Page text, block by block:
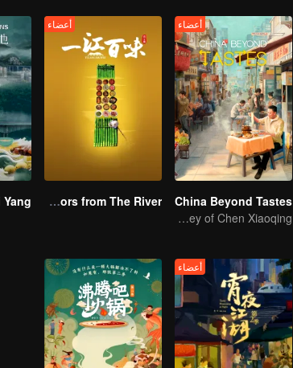
أعضاء
China Beyond Tastes
Flavor Exploration Journey of Chen Xiaoqing
أعضاء
Flavors from The River
أعضاء